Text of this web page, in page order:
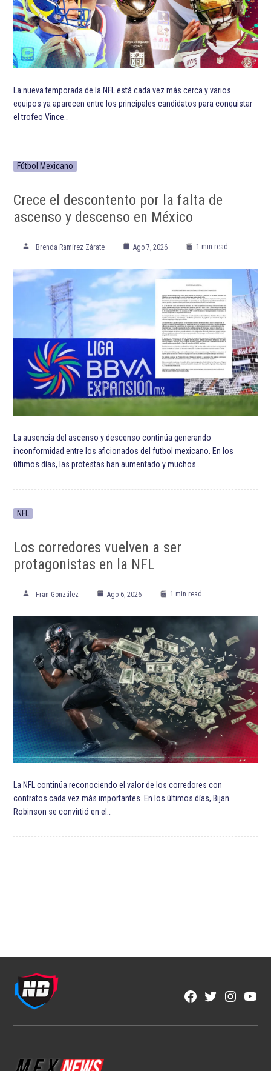
La nueva temporada de la NFL está cada vez más cerca y varios
equipos ya aparecen entre los principales candidatos para conquistar
el trofeo Vince…
Fútbol Mexicano
Crece el descontento por la falta de
ascenso y descenso en México
Brenda Ramírez Zárate Ago 7, 2026 1 min read
La ausencia del ascenso y descenso continúa generando
inconformidad entre los aficionados del futbol mexicano. En los
últimos días, las protestas han aumentado y muchos…
NFL
Los corredores vuelven a ser
protagonistas en la NFL
Fran González Ago 6, 2026 1 min read
La NFL continúa reconociendo el valor de los corredores con
contratos cada vez más importantes. En los últimos días, Bijan
Robinson se convirtió en el…
Facebook
Twitter